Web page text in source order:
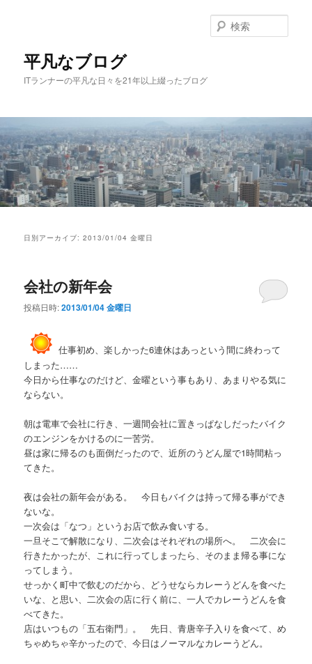
移
動
動
平凡なブログ
ITランナーの平凡な日々を21年以上綴ったブログ
索
日別アーカイブ:2013/01/04 金曜日
会社の新年会
投稿日時:2013/01/04 金曜日
仕事初め、楽しかった6連休はあっという間に終わって
しまった……
今日から仕事なのだけど、金曜という事もあり、あまりやる気に
ならない。
朝は電車で会社に行き、一週間会社に置きっぱなしだったバイク
のエンジンをかけるのに一苦労。
昼は家に帰るのも面倒だったので、近所のうどん屋で1時間粘っ
てきた。
夜は会社の新年会がある。 今日もバイクは持って帰る事ができ
ないな。
一次会は「なつ」というお店で飲み食いする。
一旦そこで解散になり、二次会はそれぞれの場所へ。 二次会に
行きたかったが、これに行ってしまったら、そのまま帰る事にな
ってしまう。
せっかく町中で飲むのだから、どうせならカレーうどんを食べた
いな、と思い、二次会の店に行く前に、一人でカレーうどんを食
べてきた。
店はいつもの「五右衛門」。 先日、青唐辛子入りを食べて、め
ちゃめちゃ辛かったので、今日はノーマルなカレーうどん。